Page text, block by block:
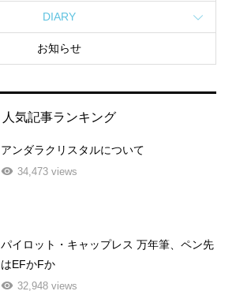
DIARY
お知らせ
人気記事ランキング
アンダラクリスタルについて
34,473 views
パイロット・キャップレス 万年筆、ペン先
はEFかFか
32,948 views